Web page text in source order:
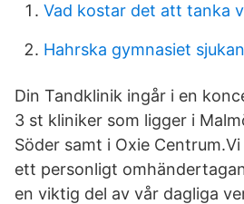
Vad kostar det att tanka
Hahrska gymnasiet
Din Tandklinik ingår i en
3 st kliniker som ligger i
Söder samt i Oxie
ett personligt
en viktig del av vår dagliga